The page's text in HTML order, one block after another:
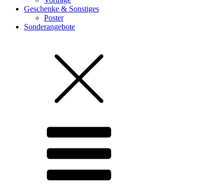
Geschenke & Sonstiges
Poster
Sonderangebote